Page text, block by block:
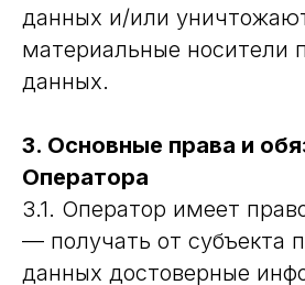
данных и/или
материальные носители
данных.
3. Основные права и
Оператора
3.1. Оператор имеет
— получать от субъекта
данных достоверные